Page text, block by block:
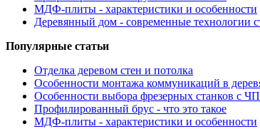
МДФ-плиты - характеристики и особенности
Деревянный дом - современные технологии
Популярные статьи
Отделка деревом стен и потолка
Особенности монтажа коммуникаций в
Особенности выбора фрезерных станков с
Профилированный брус - что это такое
МДФ-плиты - характеристики и особенности